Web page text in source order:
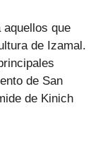
aquellos que
de Izamal.
de San
de Kinich